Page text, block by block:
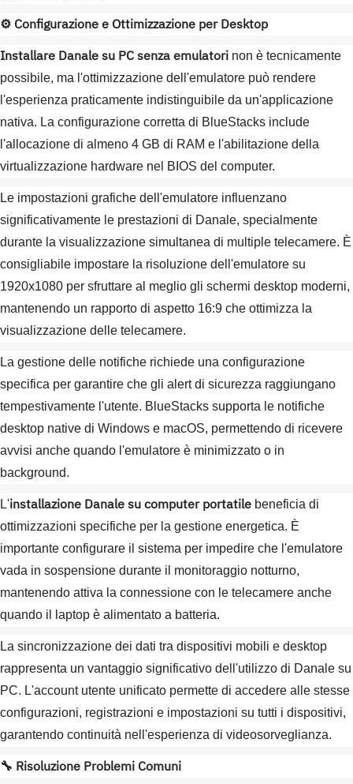
⚙️ Configurazione e Ottimizzazione per Desktop
Installare Danale su PC senza emulatori non è tecnicamente
possibile, ma l'ottimizzazione dell'emulatore può rendere
l'esperienza praticamente indistinguibile da un'applicazione
nativa. La configurazione corretta di BlueStacks include
l'allocazione di almeno 4 GB di RAM e l'abilitazione della
virtualizzazione hardware nel BIOS del computer.
Le impostazioni grafiche dell'emulatore influenzano
significativamente le prestazioni di Danale, specialmente
durante la visualizzazione simultanea di multiple telecamere. È
consigliabile impostare la risoluzione dell'emulatore su
1920x1080 per sfruttare al meglio gli schermi desktop moderni,
mantenendo un rapporto di aspetto 16:9 che ottimizza la
visualizzazione delle telecamere.
La gestione delle notifiche richiede una configurazione
specifica per garantire che gli alert di sicurezza raggiungano
tempestivamente l'utente. BlueStacks supporta le notifiche
desktop native di Windows e macOS, permettendo di ricevere
avvisi anche quando l'emulatore è minimizzato o in
background.
L'installazione Danale su computer portatile beneficia di
ottimizzazioni specifiche per la gestione energetica. È
importante configurare il sistema per impedire che l'emulatore
vada in sospensione durante il monitoraggio notturno,
mantenendo attiva la connessione con le telecamere anche
quando il laptop è alimentato a batteria.
La sincronizzazione dei dati tra dispositivi mobili e desktop
rappresenta un vantaggio significativo dell'utilizzo di Danale su
PC. L'account utente unificato permette di accedere alle stesse
configurazioni, registrazioni e impostazioni su tutti i dispositivi,
garantendo continuità nell'esperienza di videosorveglianza.
🔧 Risoluzione Problemi Comuni